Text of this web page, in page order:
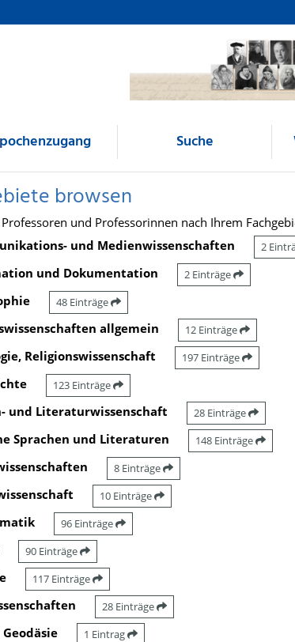
Suche
browsen
und Professorinnen nach Ihrem
und Medienwissenschaften
2
und Dokumentation 2 Einträge
48 Einträge
allgemein 12 Einträge
Religionswissenschaft 197 Einträge
123 Einträge
und Literaturwissenschaft 28 Einträge
Sprachen und Literaturen 148 Einträge
8 Einträge
10 Einträge
96 Einträge
90 Einträge
117 Einträge
28 Einträge
Geodäsie 1 Eintrag